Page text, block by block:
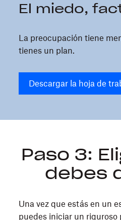
El miedo,
La preocupación tiene
tienes un plan.
Descargar la hoja de
Paso 3:
debes
Una vez que estás en un
puedes iniciar un riguroso